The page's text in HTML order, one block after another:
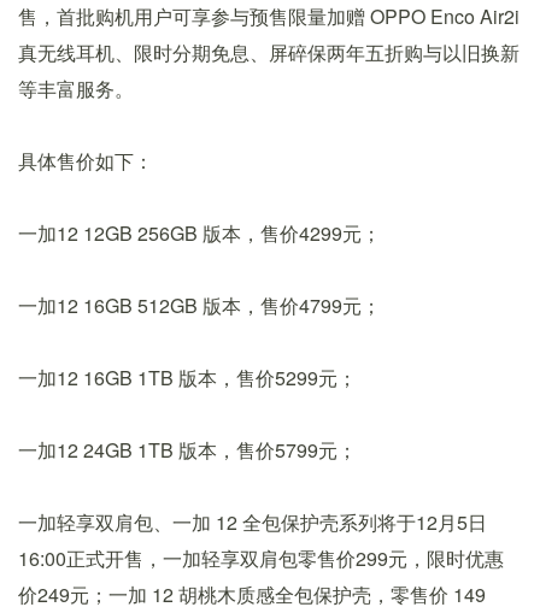
售，首批购机用户可享参与预售限量加赠 OPPO Enco Air2i
真无线耳机、限时分期免息、屏碎保两年五折购与以旧换新
等丰富服务。
具体售价如下：
一加12 12GB 256GB 版本，售价4299元；
一加12 16GB 512GB 版本，售价4799元；
一加12 16GB 1TB 版本，售价5299元；
一加12 24GB 1TB 版本，售价5799元；
一加轻享双肩包、一加 12 全包保护壳系列将于12月5日
16:00正式开售，一加轻享双肩包零售价299元，限时优惠
价249元；一加 12 胡桃木质感全包保护壳，零售价 149